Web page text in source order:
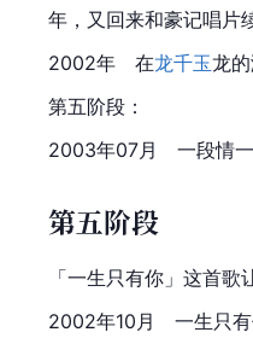
年，又回来和豪记唱片
2002年　在龙千玉龙
第五阶段：
2003年07月　一段情
第五阶段
「一生只有你」这首
2002年10月　一生只